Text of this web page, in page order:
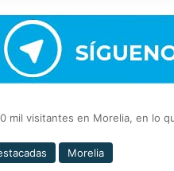
mil visitantes en Morelia, en lo
Morelia